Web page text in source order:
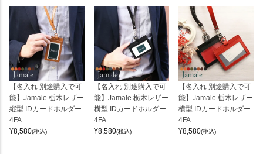
【名入れ 別途購入で可
能】Jamale 栃木レザー
縦型 IDカードホルダー
4FA
¥8,580(税込)
【名入れ 別途購入で可
能】Jamale 栃木レザー
横型 IDカードホルダー
4FA
¥8,580(税込)
【名入れ 別途購入で可
能】Jamale 栃木レザー
横型 IDカードホルダー
4FA
¥8,580(税込)